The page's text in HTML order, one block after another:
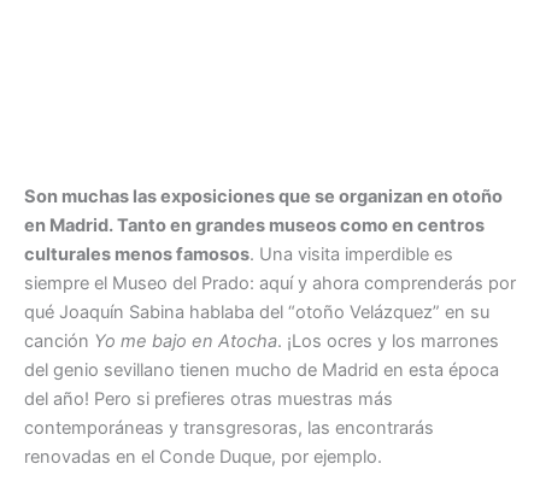
Son muchas las exposiciones que se organizan en otoño
en Madrid. Tanto en grandes museos como en centros
culturales menos famosos. Una visita imperdible es
siempre el Museo del Prado: aquí y ahora comprenderás por
qué Joaquín Sabina hablaba del “otoño Velázquez” en su
canción Yo me bajo en Atocha. ¡Los ocres y los marrones
del genio sevillano tienen mucho de Madrid en esta época
del año! Pero si prefieres otras muestras más
contemporáneas y transgresoras, las encontrarás
renovadas en el Conde Duque, por ejemplo.